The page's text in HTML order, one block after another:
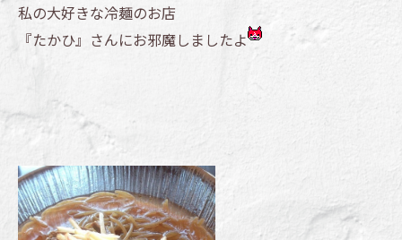
私の大好きな冷麺のお店
『たかひ』さんにお邪魔しましたよ